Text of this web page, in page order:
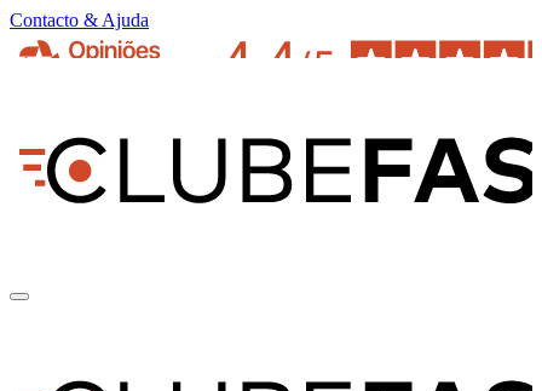
Contacto & Ajuda